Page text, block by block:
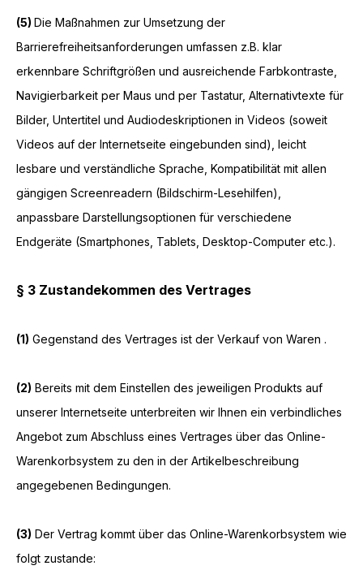
(5) Die Maßnahmen zur Umsetzung der
Barrierefreiheitsanforderungen umfassen z.B. klar
erkennbare Schriftgrößen und ausreichende Farbkontraste,
Navigierbarkeit per Maus und per Tastatur, Alternativtexte für
Bilder, Untertitel und Audiodeskriptionen in Videos (soweit
Videos auf der Internetseite eingebunden sind), leicht
lesbare und verständliche Sprache, Kompatibilität mit allen
gängigen Screenreadern (Bildschirm-Lesehilfen),
anpassbare Darstellungsoptionen für verschiedene
Endgeräte (Smartphones, Tablets, Desktop-Computer etc.).
§ 3 Zustandekommen des Vertrages
(1) Gegenstand des Vertrages ist der Verkauf von Waren .
(2) Bereits mit dem Einstellen des jeweiligen Produkts auf
unserer Internetseite unterbreiten wir Ihnen ein verbindliches
Angebot zum Abschluss eines Vertrages über das Online-
Warenkorbsystem zu den in der Artikelbeschreibung
angegebenen Bedingungen.
(3) Der Vertrag kommt über das Online-Warenkorbsystem wie
folgt zustande: